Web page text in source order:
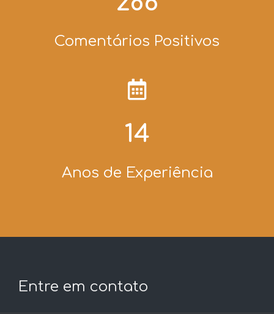
Comentários Positivos
15
Anos de Experiência
Entre em contato